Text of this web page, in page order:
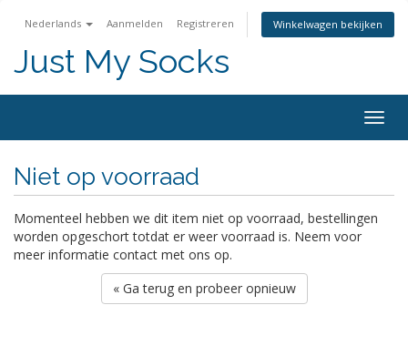
Nederlands Aanmelden Registreren Winkelwagen bekijken
Just My Socks
Niet op voorraad
Momenteel hebben we dit item niet op voorraad, bestellingen
worden opgeschort totdat er weer voorraad is. Neem voor
meer informatie contact met ons op.
« Ga terug en probeer opnieuw